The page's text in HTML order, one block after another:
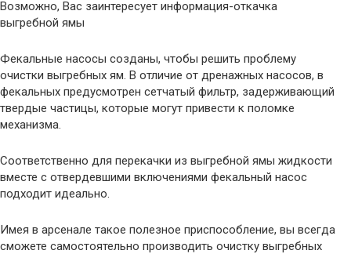
Возможно, Вас заинтересует информация-откачка
выгребной ямы
Фекальные насосы созданы, чтобы решить проблему
очистки выгребных ям. В отличие от дренажных насосов, в
фекальных предусмотрен сетчатый фильтр, задерживающий
твердые частицы, которые могут привести к поломке
механизма.
Соответственно для перекачки из выгребной ямы жидкости
вместе с отвердевшими включениями фекальный насос
подходит идеально.
Имея в арсенале такое полезное приспособление, вы всегда
сможете самостоятельно производить очистку выгребных